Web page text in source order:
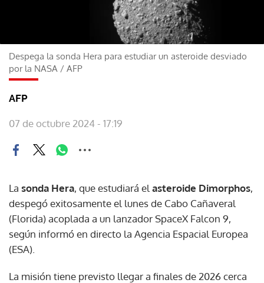
Despega la sonda Hera para estudiar un asteroide desviado
por la NASA / AFP
AFP
07 de octubre 2024 - 17:19
La sonda Hera, que estudiará el asteroide Dimorphos,
despegó exitosamente el lunes de Cabo Cañaveral
(Florida) acoplada a un lanzador SpaceX Falcon 9,
según informó en directo la Agencia Espacial Europea
(ESA).
La misión tiene previsto llegar a finales de 2026 cerca